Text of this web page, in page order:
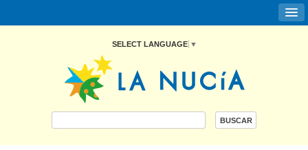
SELECT LANGUAGE ▼